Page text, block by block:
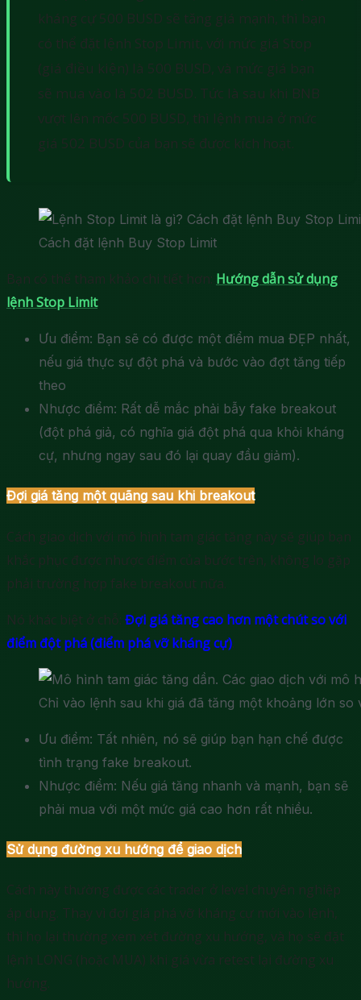
kháng cự 500 BUSD sẽ tăng giá mạnh, thì bạn
có thể đặt lệnh Stop Limit, với mức giá Stop
(giá điều kiện) là 500 BUSD, và mức giá bạn
sẽ mua vào là 502 BUSD. Tức là sau khi BNB
vượt lên mốc 500 BUSD, thì lệnh mua ở mức
giá 502 BUSD của bạn sẽ được kích hoạt.
Cách đặt lệnh Buy Stop Limit
Bạn có thể tham khảo chi tiết hơn: Hướng dẫn sử dụng
lệnh Stop Limit
Ưu điểm: Bạn sẽ có được một điểm mua ĐẸP nhất,
nếu giá thực sự đột phá và bước vào đợt tăng tiếp
theo
Nhược điểm: Rất dễ mắc phải bẫy fake breakout
(đột phá giả, có nghĩa giá đột phá qua khỏi kháng
cự, nhưng ngay sau đó lại quay đầu giảm).
Đợi giá tăng một quãng sau khi breakout
Cách giao dịch với mô hình tam giác tăng này sẽ giúp bạn
khắc phục được nhược điểm của bước trên, không lo gặp
phải trường hợp fake breakout nữa.
Nó khác biệt ở chỗ: Đợi giá tăng cao hơn một chút so với
điểm đột phá (điểm phá vỡ kháng cự).
Chỉ vào lệnh sau khi giá đã tăng một khoảng lớn so
Ưu điểm: Tất nhiên, nó sẽ giúp bạn hạn chế được
tình trạng fake breakout.
Nhược điểm: Nếu giá tăng nhanh và mạnh, bạn sẽ
phải mua với một mức giá cao hơn rất nhiều.
Sử dụng đường xu hướng để giao dịch
Cách này thường được các trader ở level chuyên nghiệp
áp dụng. Thay vì đợi giá phá vỡ kháng cự mới vào lệnh,
thì họ lại thường xem xét đường xu hướng, và họ sẽ đặt
lệnh LONG (hoặc MUA) khi giá vừa retest lại đường xu
hướng.